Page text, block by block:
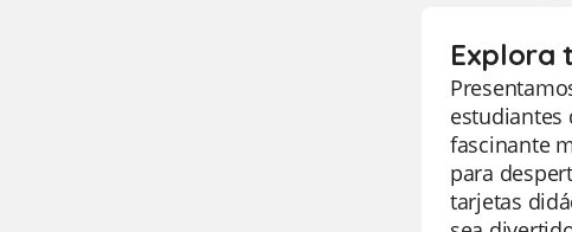
Explora
estudiantes
fascinante
para
tarjetas